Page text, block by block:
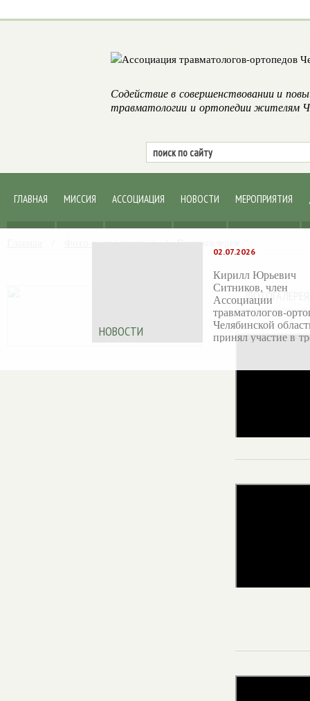
Содействие в совершенствовании и
травматологии и ортопедии жителям
ГЛАВНАЯ МИССИЯ АССОЦИАЦИЯ НОВОСТИ МЕРОПРИЯТИЯ
02.07.2026
Кирилл Юрьевич
Ситников, член
Ассоциации
Челябинской
принял участие в
образовательной
июня на базе
НОВОСТИ
Фото-видео галерея / Видеогалерея
ФОТОГАЛЕРЕЯ